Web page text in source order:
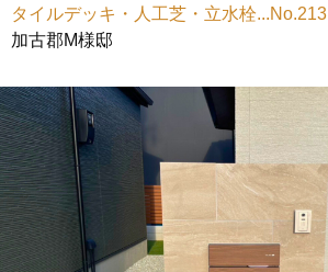
タイルデッキ・人工芝・立水栓...No.213
加古郡M様邸